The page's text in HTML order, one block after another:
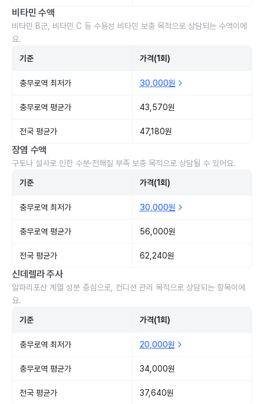
비타민 수액
비타민 B군, 비타민 C 등 수용성 비타민 보충 목적으로 상담되는 수액이에
요.
기준 가격(1회)
충무로역 최저가 30,000원
충무로역 평균가 43,570원
전국 평균가 47,180원
장염 수액
구토나 설사로 인한 수분·전해질 부족 보충 목적으로 상담될 수 있어요.
기준 가격(1회)
충무로역 최저가 30,000원
충무로역 평균가 56,000원
전국 평균가 62,240원
신데렐라 주사
알파리포산 계열 성분 중심으로, 컨디션 관리 목적으로 상담되는 항목이에
요.
기준 가격(1회)
충무로역 최저가 20,000원
충무로역 평균가 34,000원
전국 평균가 37,640원